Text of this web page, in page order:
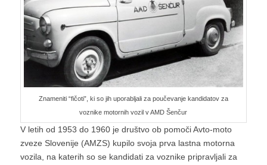
Znameniti “fičoti”, ki so jih uporabljali za poučevanje kandidatov za
voznike motornih vozil v AMD Šenčur
V letih od 1953 do 1960 je društvo ob pomoči Avto-moto
zveze Slovenije (AMZS) kupilo svoja prva lastna motorna
vozila, na katerih so se kandidati za voznike pripravljali za